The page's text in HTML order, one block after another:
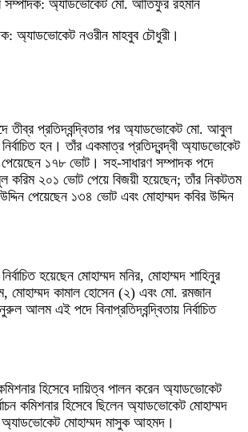
সম্পাদক: অ্যাডভোকেট মো. আতিফুর রহমান
অ্যাডভোকেট নওরীন মাহবুব চৌধুরী।
তীব্র প্রতিদ্বন্দ্বিতার পর অ্যাডভোকেট মো. আবুল
হন। তাঁর একমাত্র প্রতিদ্বন্দ্বী অ্যাডভোকেট
১৭৮ ভোট। সহ-সাধারণ সম্পাদক পদে
২০১ ভোট পেয়ে বিজয়ী হয়েছেন; তাঁর নিকটতম
পেয়েছেন ১৩৪ ভোট এবং মোহাম্মদ কবির উদ্দিন
হয়েছেন মোহাম্মদ মনির, মোহাম্মদ শাহিনুর
কামাল হোসেন (২) এবং মো. রমজান
এই পদে বিনাপ্রতিদ্বন্দ্বিতায় নির্বাচিত
কমিশনার হিসেবে দায়িত্ব পালন করেন অ্যাডভোকেট
কমিশনার হিসেবে ছিলেন অ্যাডভোকেট মোহাম্মদ
মোহাম্মদ মাসুক আহমদ।